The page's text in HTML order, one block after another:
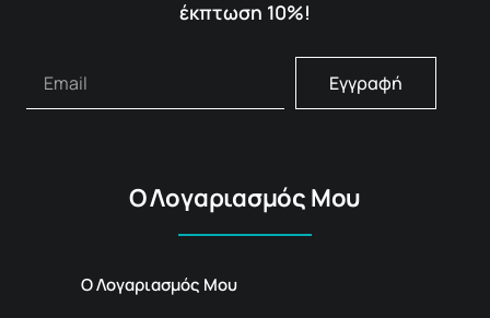
έκπτωση 10%!
Εγγραφή
Ο Λογαριασμός Μου
Ο Λογαριασμός Μου